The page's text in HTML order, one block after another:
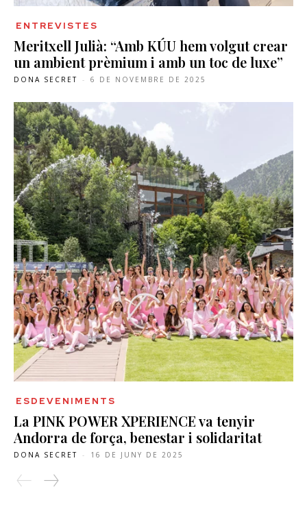
ENTREVISTES
Meritxell Julià: “Amb KÚU hem volgut crear
un ambient prèmium i amb un toc de luxe”
DONA SECRET - 6 DE NOVEMBRE DE 2025
ESDEVENIMENTS
La PINK POWER XPERIENCE va tenyir
Andorra de força, benestar i solidaritat
DONA SECRET - 16 DE JUNY DE 2025